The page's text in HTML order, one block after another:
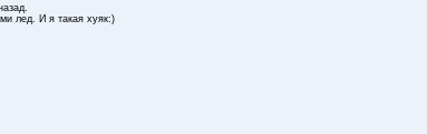
лед. И я такая хуяк:)